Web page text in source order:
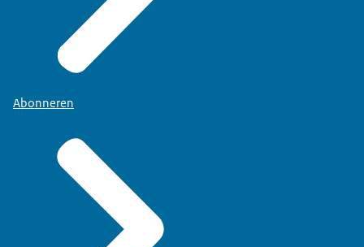
Abonneren